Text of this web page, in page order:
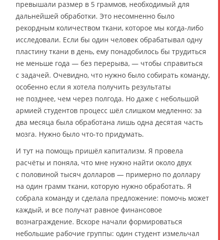
превышали размер в 5 граммов, необходимый для
дальнейшей обработки. Это несомненно было
рекордным количеством ткани, которое мы когда-либо
исследовали. Если бы один человек обрабатывал одну
пластину ткани в день, ему понадобилось бы трудиться
не меньше года — без перерыва, — чтобы справиться
с задачей. Очевидно, что нужно было собирать команду,
особенно если я хотела получить результаты
не позднее, чем через полгода. Но даже с небольшой
армией студентов процесс шёл слишком медленно: за
два месяца была обработана лишь одна десятая часть
мозга. Нужно было что-то придумать.
И тут на помощь пришёл капитализм. Я провела
расчёты и поняла, что мне нужно найти около двух
с половиной тысяч долларов — примерно по доллару
на один грамм ткани, которую нужно обработать. Я
собрала команду и сделала предложение: помочь может
каждый, и все получат равное финансовое
вознаграждение. Вскоре начали формироваться
небольшие рабочие группы: один студент измельчал